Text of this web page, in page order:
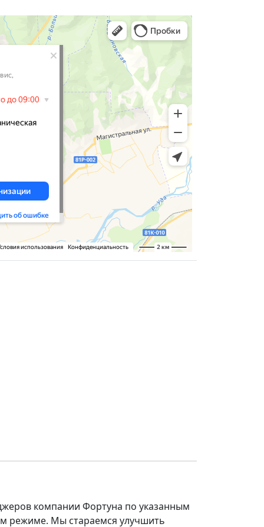
компании Фортуна по указанным
режиме. Мы стараемся улучшить